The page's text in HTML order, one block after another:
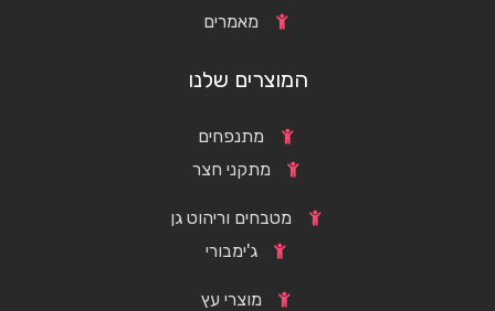
מאמרים
המוצרים שלנו
מתנפחים
מתקני חצר
מטבחים וריהוט גן
ג'ימבורי
מוצרי עץ